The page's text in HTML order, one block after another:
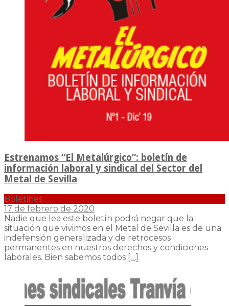
Estrenamos “El Metalúrgico”: boletín de
información laboral y sindical del Sector del
Metal de Sevilla
Boletines
17 de febrero de 2020
Nadie que lea este boletín podrá negar que la
situación que vivimos en el Metal de Sevilla es de una
indefensión generalizada y de retrocesos
permanentes en nuestros derechos y condiciones
laborales. Bien sabemos todos […]